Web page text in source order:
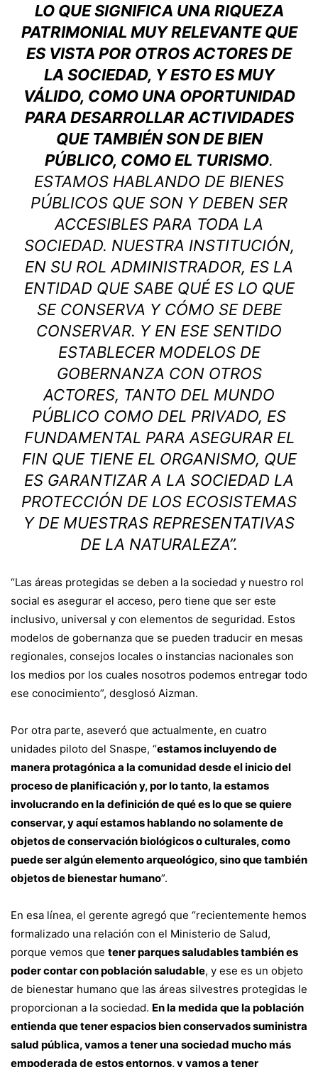
LO QUE SIGNIFICA UNA RIQUEZA
PATRIMONIAL MUY RELEVANTE QUE
ES VISTA POR OTROS ACTORES DE
LA SOCIEDAD, Y ESTO ES MUY
VÁLIDO, COMO UNA OPORTUNIDAD
PARA DESARROLLAR ACTIVIDADES
QUE TAMBIÉN SON DE BIEN
PÚBLICO, COMO EL TURISMO.
ESTAMOS HABLANDO DE BIENES
PÚBLICOS QUE SON Y DEBEN SER
ACCESIBLES PARA TODA LA
SOCIEDAD. NUESTRA INSTITUCIÓN,
EN SU ROL ADMINISTRADOR, ES LA
ENTIDAD QUE SABE QUÉ ES LO QUE
SE CONSERVA Y CÓMO SE DEBE
CONSERVAR. Y EN ESE SENTIDO
ESTABLECER MODELOS DE
GOBERNANZA CON OTROS
ACTORES, TANTO DEL MUNDO
PÚBLICO COMO DEL PRIVADO, ES
FUNDAMENTAL PARA ASEGURAR EL
FIN QUE TIENE EL ORGANISMO, QUE
ES GARANTIZAR A LA SOCIEDAD LA
PROTECCIÓN DE LOS ECOSISTEMAS
Y DE MUESTRAS REPRESENTATIVAS
DE LA NATURALEZA”.
“Las áreas protegidas se deben a la sociedad y nuestro rol
social es asegurar el acceso, pero tiene que ser este
inclusivo, universal y con elementos de seguridad. Estos
modelos de gobernanza que se pueden traducir en mesas
regionales, consejos locales o instancias nacionales son
los medios por los cuales nosotros podemos entregar todo
ese conocimiento”, desglosó Aizman.
Por otra parte, aseveró que actualmente, en cuatro
unidades piloto del Snaspe, “estamos incluyendo de
manera protagónica a la comunidad desde el inicio del
proceso de planificación y, por lo tanto, la estamos
involucrando en la definición de qué es lo que se quiere
conservar, y aquí estamos hablando no solamente de
objetos de conservación biológicos o culturales, como
puede ser algún elemento arqueológico, sino que también
objetos de bienestar humano”.
En esa línea, el gerente agregó que “recientemente hemos
formalizado una relación con el Ministerio de Salud,
porque vemos que tener parques saludables también es
poder contar con población saludable, y ese es un objeto
de bienestar humano que las áreas silvestres protegidas le
proporcionan a la sociedad. En la medida que la población
entienda que tener espacios bien conservados suministra
salud pública, vamos a tener una sociedad mucho más
empoderada de estos entornos, y vamos a tener